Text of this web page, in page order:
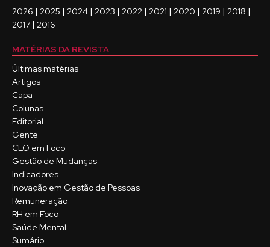
2026 | 2025 | 2024 | 2023 | 2022 | 2021 | 2020 | 2019 | 2018 |
2017 | 2016
MATÉRIAS DA REVISTA
Últimas matérias
Artigos
Capa
Colunas
Editorial
Gente
CEO em Foco
Gestão de Mudanças
Indicadores
Inovação em Gestão de Pessoas
Remuneração
RH em Foco
Saúde Mental
Sumário